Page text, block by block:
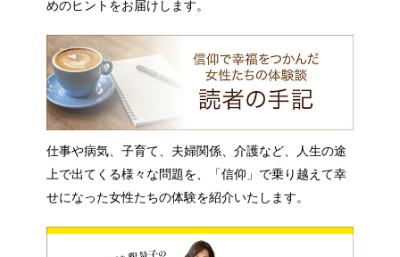
めのヒントをお届けします。
仕事や病気、子育て、夫婦関係、介護など、人生の途
上で出てくる様々な問題を、「信仰」で乗り越えて幸
せになった女性たちの体験を紹介いたします。